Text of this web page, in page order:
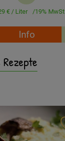
€/ Liter 19% MwSt
Info